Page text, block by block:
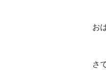
お
さ